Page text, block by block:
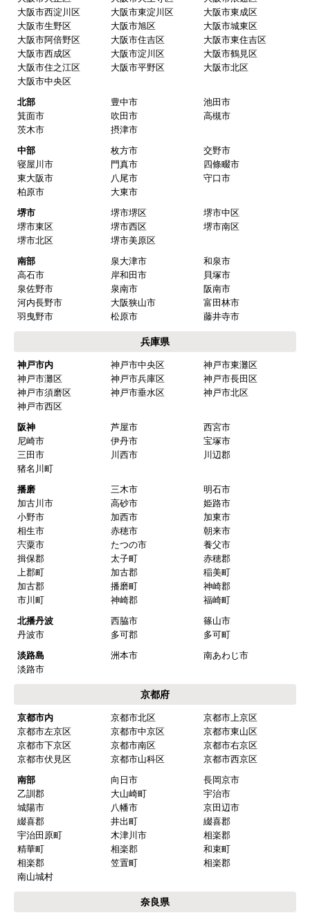
大阪市西淀川区
大阪市東淀川区
大阪市東成区
大阪市生野区
大阪市旭区
大阪市城東区
大阪市阿倍野区
大阪市住吉区
大阪市東住吉区
大阪市西成区
大阪市淀川区
大阪市鶴見区
大阪市住之江区
大阪市平野区
大阪市北区
大阪市中央区
北部
豊中市
池田市
箕面市
吹田市
高槻市
茨木市
摂津市
中部
枚方市
交野市
寝屋川市
門真市
四條畷市
東大阪市
八尾市
守口市
柏原市
大東市
堺市
堺市堺区
堺市中区
堺市東区
堺市西区
堺市南区
堺市北区
堺市美原区
南部
泉大津市
和泉市
高石市
岸和田市
貝塚市
泉佐野市
泉南市
阪南市
河内長野市
大阪狭山市
富田林市
羽曳野市
松原市 藤井寺市
兵庫県
神戸市内 神戸市中央区
神戸市東灘区
神戸市灘区
神戸市兵庫区
神戸市長田区
神戸市須磨区
神戸市垂水区
神戸市北区
神戸市西区
阪神
芦屋市
西宮市
尼崎市
伊丹市
宝塚市
三田市
川西市
川辺郡
猪名川町
播磨
三木市
明石市
加古川市
高砂市
姫路市
小野市
加西市
加東市
相生市
赤穂市
朝来市
宍粟市
たつの市
養父市
揖保郡
太子町
赤穂郡
上郡町
加古郡
稲美町
加古郡
播磨町
神崎郡
市川町
神崎郡
福崎町
北播丹波
西脇市
篠山市
丹波市
多可郡
多可町
淡路島
洲本市
南あわじ市
淡路市
京都府
京都市内 京都市北区
京都市上京区
京都市左京区
京都市中京区
京都市東山区
京都市下京区
京都市南区
京都市右京区
京都市伏見区
京都市山科区
京都市西京区
南部
向日市
長岡京市
乙訓郡
大山崎町
宇治市
城陽市
八幡市
京田辺市
綴喜郡
井出町
綴喜郡
宇治田原町
木津川市
相楽郡
精華町
相楽郡
和束町
相楽郡
笠置町
相楽郡
南山城村
奈良県